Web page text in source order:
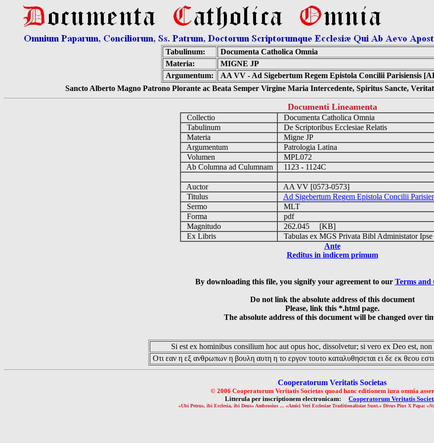
Tabulinum:
Documenta Catholica Omnia
Materia:
MIGNE JP
Argumentum:
AA VV - Ad Sigebertum Regem Epistola Concilii Parisiensis
Sancto Alberto Magno Patrono Plorante ac Beata Semper Virgine Maria Intercedente, Spiritus Sancte,
Documenti Lineamenta
Collectio
Documenta Catholica Omnia
Tabulinum
De Scriptoribus Ecclesiae Relatis
Materia
Migne JP
Argumentum
Patrologia Latina
Volumen
MPL072
Ab Columna ad Culumnam
1123 - 1124C
Auctor
AA VV [0573-0573]
Titulus
Ad Sigebertum Regem Epistola Concilii
Sermo
MLT
Forma
pdf
Magnitudo
262.045 [KB]
Ex Libris
Tabulas ex MGS Privata Bibl Administator
Ante
Reditus in indicem primum
By downloading this file, you signify your agreement to our Terms and
Do not link the absolute address of this document
Please, link this *.html page.
The absolute address of this document will be changed over
Si est ex hominibus consilium hoc aut opus hoc, dissolvetur; si vero ex Deo est,
Οτι εαν η εξ ανθρωπων η βουλη αυτη η το εργον τουτο καταλυθησεται ει δε εκ θεου
Cooperatorum Veritatis Societas
© 2006 Cooperatorum Veritatis Societas quoad hanc editionem iura omnia
Litterula per inscriptionem electronicam: Cooperatorum Veritatis
«Ubi Petrus, ibi Ecclesia, ibi Deus» Ambrosius ... «Amici Veri Ecclesiae Traditionalistae Sunt.» Divus Pius X Papa: «